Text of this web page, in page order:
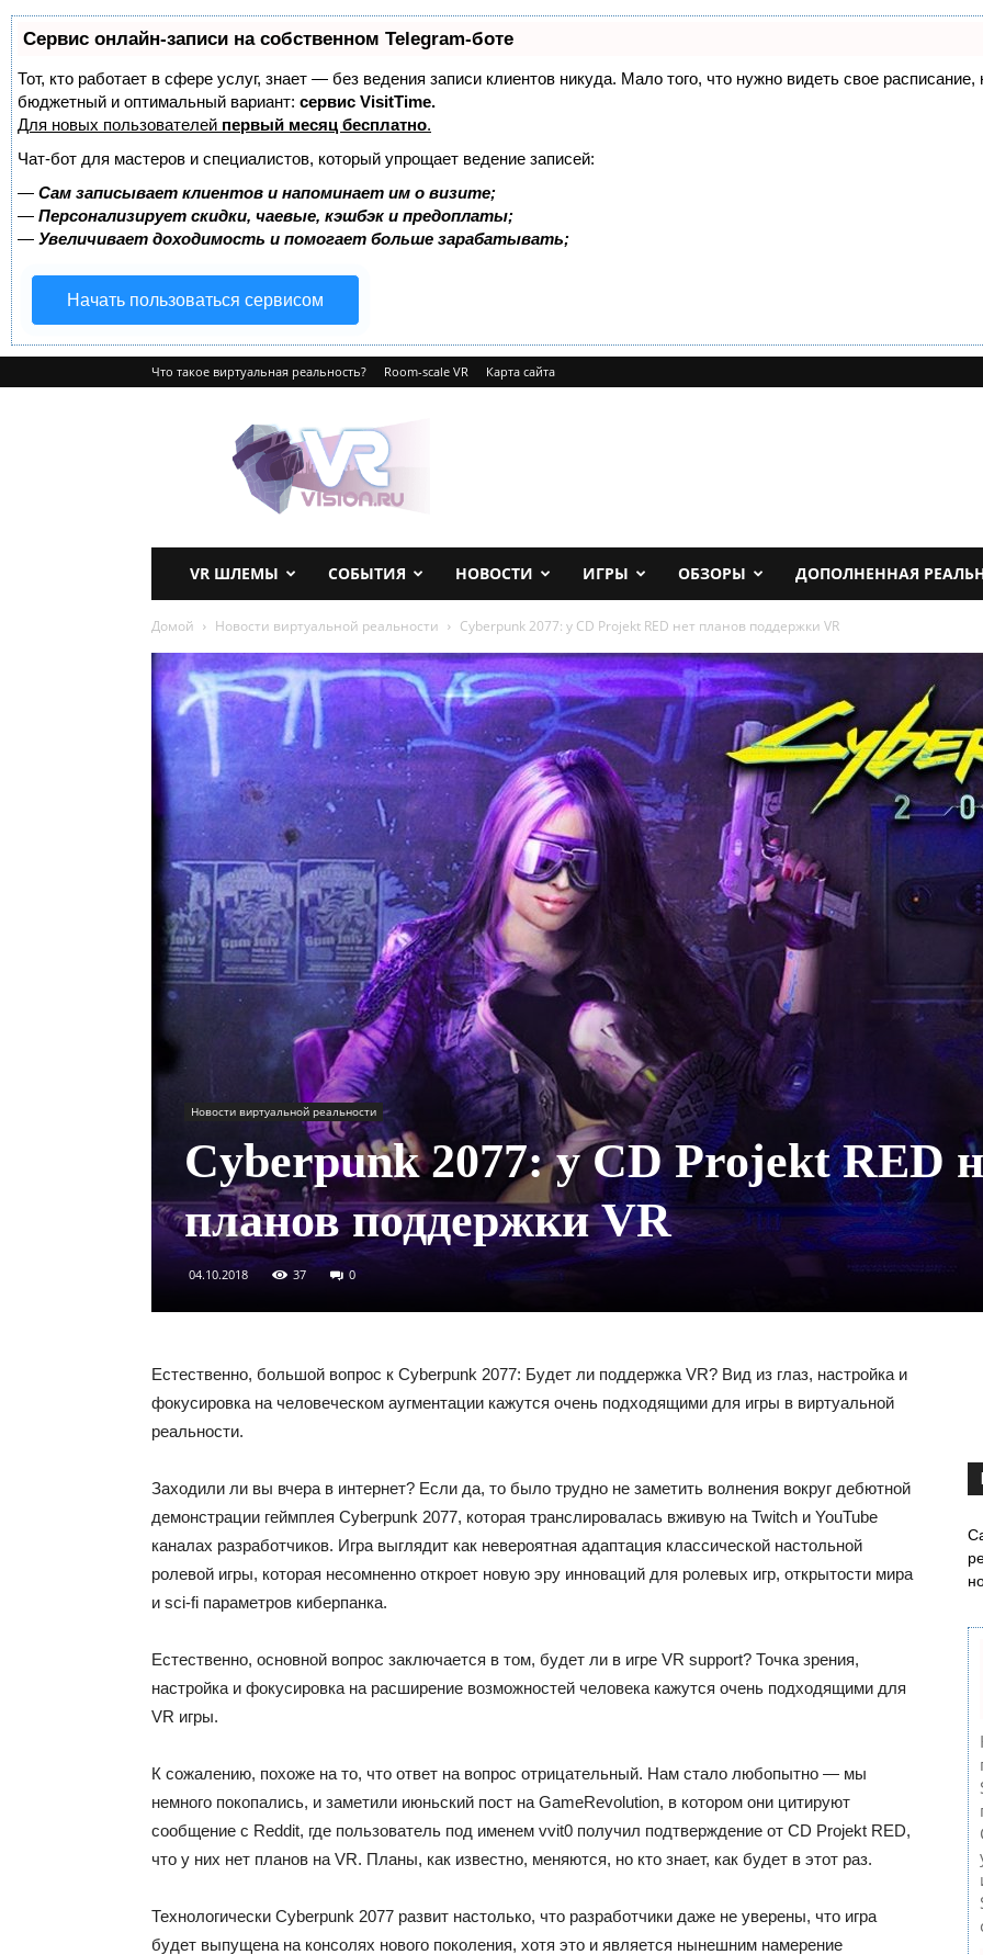
Сервис онлайн-записи на собственном Telegram-боте
Тот, кто работает в сфере услуг, знает — без ведения записи клиентов никуда. Мало того, что нужно видеть свое
бюджетный и оптимальный вариант: сервис VisitTime.
Для новых пользователей первый месяц бесплатно.
Чат-бот для мастеров и специалистов, который упрощает ведение записей:
— Сам записывает клиентов и напоминает им о визите;
— Персонализирует скидки, чаевые, кэшбэк и предоплаты;
— Увеличивает доходимость и помогает больше зарабатывать;
Начать пользоваться сервисом
Что такое виртуальная реальность? Room-scale VR Карта сайта
VRvision.ru
VR ШЛЕМЫ СОБЫТИЯ НОВОСТИ ИГРЫ ОБЗОРЫ ДОПОЛНЕННАЯ
Домой Новости виртуальной реальности Cyberpunk 2077: у CD Projekt RED нет планов поддержки VR
Новости виртуальной реальности
Cyberpunk 2077: у CD Projekt RED
планов поддержки VR
04.10.2018 37 0
Естественно, большой вопрос к Cyberpunk 2077: Будет ли поддержка VR? Вид из глаз, настройка и
фокусировка на человеческом аугментации кажутся очень подходящими для игры в виртуальной
реальности.
Заходили ли вы вчера в интернет? Если да, то было трудно не заметить волнения вокруг дебютной
демонстрации геймплея Cyberpunk 2077, которая транслировалась вживую на Twitch и YouTube
каналах разработчиков. Игра выглядит как невероятная адаптация классической настольной
ролевой игры, которая несомненно откроет новую эру инноваций для ролевых игр, открытости мира
и sci-fi параметров киберпанка.
Естественно, основной вопрос заключается в том, будет ли в игре VR support? Точка зрения,
настройка и фокусировка на расширение возможностей человека кажутся очень подходящими для
VR игры.
К сожалению, похоже на то, что ответ на вопрос отрицательный. Нам стало любопытно — мы
немного покопались, и заметили июньский пост на GameRevolution, в котором они цитируют
сообщение с Reddit, где пользователь под именем vvit0 получил подтверждение от CD Projekt RED,
что у них нет планов на VR. Планы, как известно, меняются, но кто знает, как будет в этот раз.
Технологически Cyberpunk 2077 развит настолько, что разработчики даже не уверены, что игра
будет выпущена на консолях нового поколения, хотя это и является нынешним намерение